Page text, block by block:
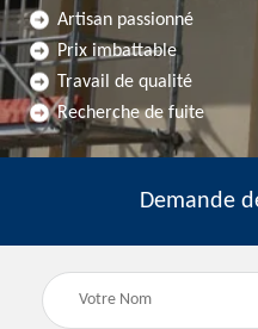
Artisan passionné
Prix imbattable
Travail de qualité
Recherche de fuite
Demande